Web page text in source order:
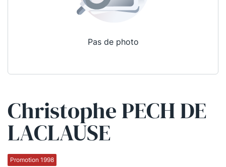
Pas de photo
Christophe PECH DE
LACLAUSE
Promotion 1998
Qui sommes-nous ?
La Conférence
La défense pénale